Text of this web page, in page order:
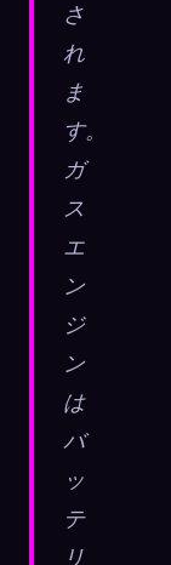
さ
れ
ま
す。
ガ
ス
エ
ン
ジ
ン
は
バ
ッ
テ
リ